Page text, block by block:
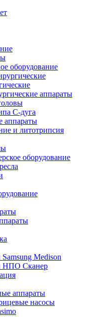
оборудование
аппараты
С-дуга
аппараты
и литотрипсия
оборудование
Medison
НПО Сканер
аппараты
насосы